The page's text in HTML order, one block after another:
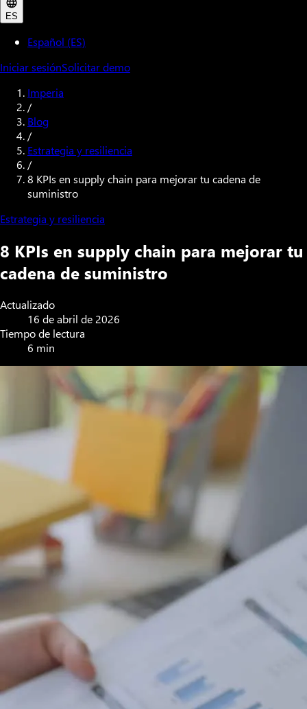
ES
Español (ES)
Iniciar sesiónSolicitar demo
Imperia
/
Blog
/
Estrategia y resiliencia
/
8 KPIs en supply chain para mejorar tu cadena de
suministro
Estrategia y resiliencia
8 KPIs en supply chain para mejorar tu
cadena de suministro
Actualizado
16 de abril de 2026
Tiempo de lectura
6 min